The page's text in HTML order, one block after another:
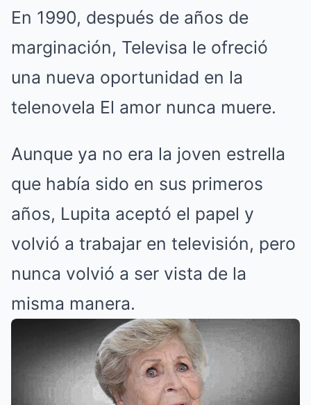
En 1990, después de años de
marginación, Televisa le ofreció
una nueva oportunidad en la
telenovela El amor nunca muere.
Aunque ya no era la joven estrella
que había sido en sus primeros
años, Lupita aceptó el papel y
volvió a trabajar en televisión, pero
nunca volvió a ser vista de la
misma manera.